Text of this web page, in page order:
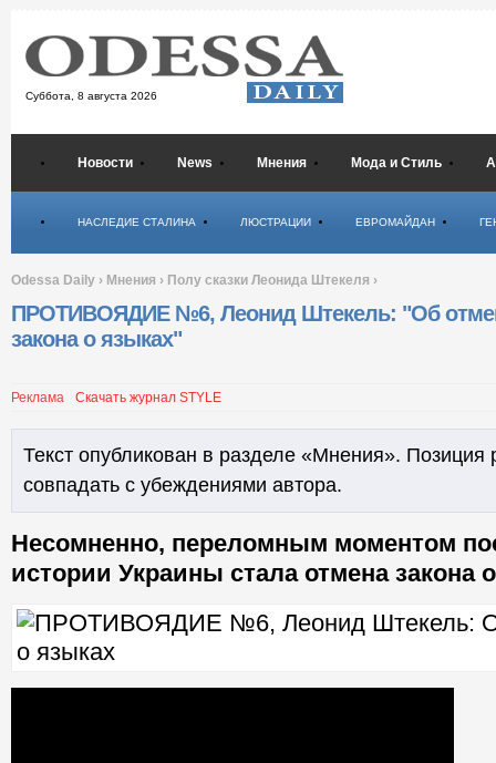
Суббота, 8 августа 2026
Новости News Мнения Мода и Стиль
НАСЛЕДИЕ СТАЛИНА ЛЮСТРАЦИИ ЕВРОМАЙДАН
Odessa Daily › Мнения › Полу сказки Леонида Штекеля ›
ПРОТИВОЯДИЕ №6, Леонид Штекель: "Об
закона о языках"
Реклама Скачать журнал STYLE
Текст опубликован в разделе «Мнения». Позиция
совпадать с убеждениями автора.
Несомненно, переломным моментом
истории Украины стала отмена закона